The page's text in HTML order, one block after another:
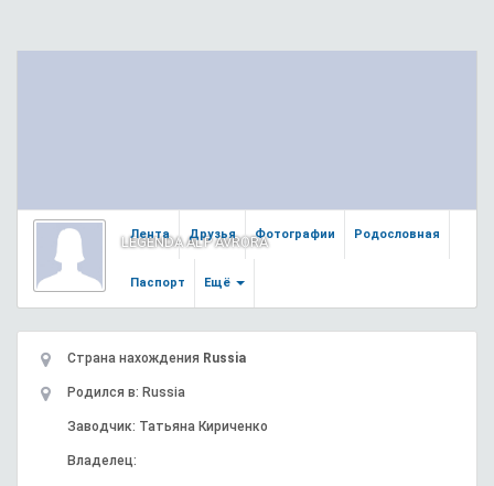
LEGENDA AL'P AVRORA
Лента Друзья Фотографии Родословная
Паспорт Ещё
Страна нахождения Russia
Родился в: Russia
Заводчик: Татьяна Кириченко
Владелец: